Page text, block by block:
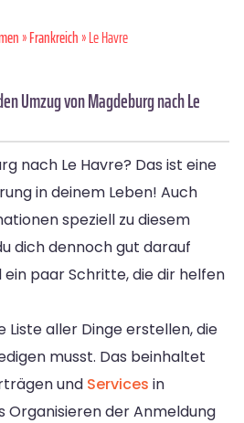
»Frankreich» Le Havre
Umzug von Magdeburg nach Le
nach Le Havre? Das ist eine
in deinem Leben! Auch
speziell zu diesem
dich dennoch gut darauf
paar Schritte, die dir helfen
Liste aller Dinge erstellen, die
musst. Das beinhaltet
und Services in
Organisieren der Anmeldung